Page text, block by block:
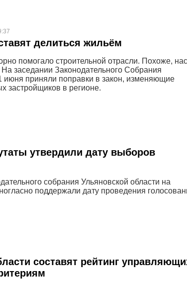
делиться жильём
помогало строительной отрасли. Похоже,
На заседании Законодательного Собрания
июня приняли поправки в закон, изменяющие
застройщиков в регионе.
утвердили дату выборов
собрания Ульяновской области на
поддержали дату проведения
составят рейтинг